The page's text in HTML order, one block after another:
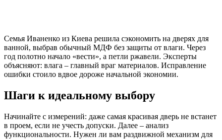
Семья Иваненко из Киева решила сэкономить на дверях для
ванной, выбрав обычный МДФ без защиты от влаги. Через
год полотно начало «вести», а петли ржавели. Эксперты
объясняют: влага – главный враг материалов. Исправление
ошибки стоило вдвое дороже начальной экономии.
Шаги к идеальному выбору
Начинайте с измерений: даже самая красивая дверь не встанет
в проем, если не учесть допуски. Далее – анализ
функциональности. Нужен ли вам раздвижной механизм для